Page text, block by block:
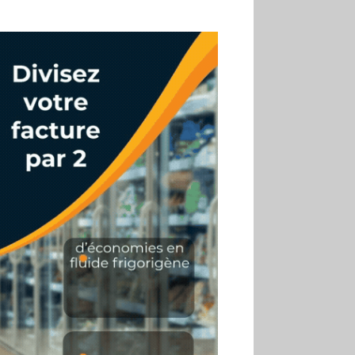
investissements pour
réduire sa consommation
d’eau
01.07
Aldi Studio lance sa
première collection capsule
inspirée de ses codes
visuels
01.07
Cafom annonce
des résultats semestriels en
hausse, portés par le e-
commerce
30.06
La Sportiva affiche
une croissance solide en
2025